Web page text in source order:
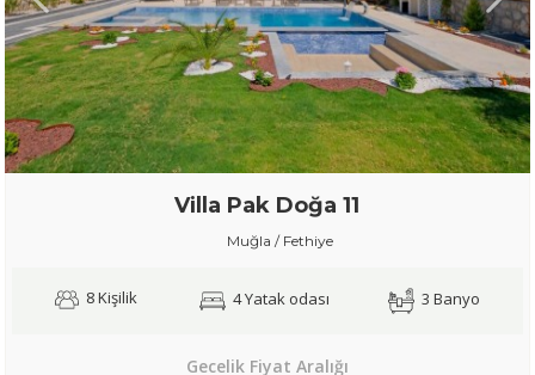
Villa Pak Doğa 11
Muğla / Fethiye
8 Kişilik 4 Yatak odası 3 Banyo
Gecelik Fiyat Aralığı